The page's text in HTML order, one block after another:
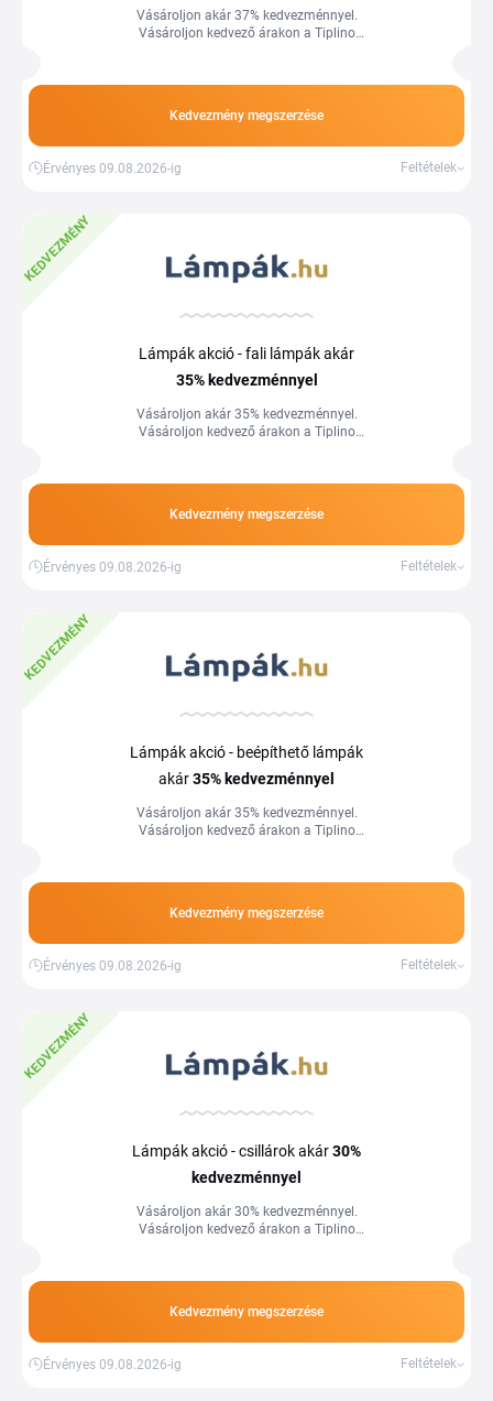
Vásároljon akár 37% kedvezménnyel.
Vásároljon kedvező árakon a Tiplino
Kedvezmény megszerzése
Érvényes 09.08.2026-ig Feltételek
KEDVEZMÉNY
Lámpák akció - fali lámpák akár
35% kedvezménnyel
Vásároljon akár 35% kedvezménnyel.
Vásároljon kedvező árakon a Tiplino
Kedvezmény megszerzése
Érvényes 09.08.2026-ig Feltételek
KEDVEZMÉNY
Lámpák akció - beépíthető lámpák
akár35% kedvezménnyel
Vásároljon akár 35% kedvezménnyel.
Vásároljon kedvező árakon a Tiplino
Kedvezmény megszerzése
Érvényes 09.08.2026-ig Feltételek
KEDVEZMÉNY
Lámpák akció - csillárok akár30%
kedvezménnyel
Vásároljon akár 30% kedvezménnyel.
Vásároljon kedvező árakon a Tiplino
Kedvezmény megszerzése
Érvényes 09.08.2026-ig Feltételek